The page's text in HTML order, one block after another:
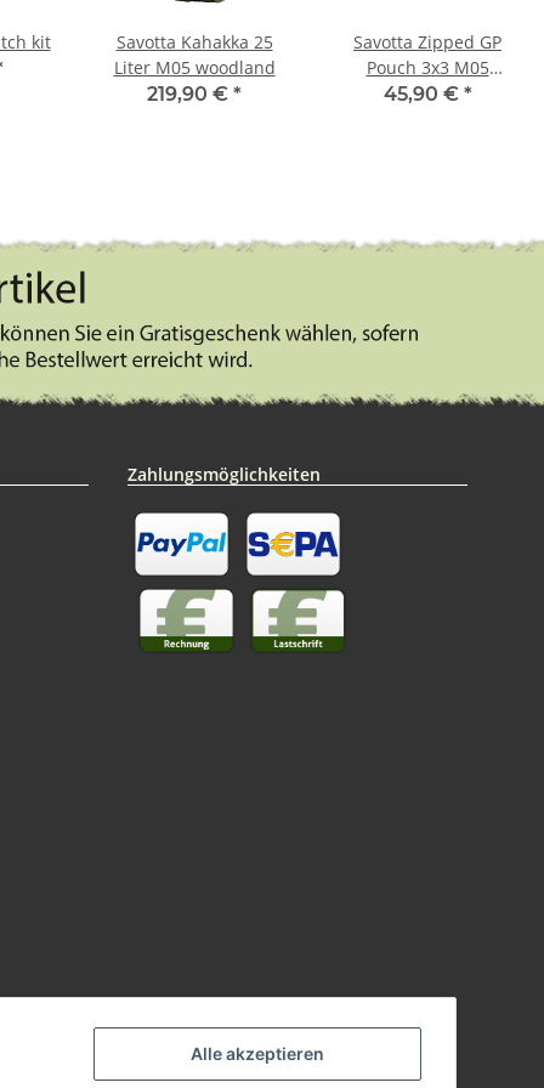
Alle akzeptieren
kit
Savotta Kahakka 25
Liter M05 woodland
219,90 € *
Savotta Zipped GP
Pouch 3x3 M05
woodland
45,90 € *
Zahlungsmöglichkeiten